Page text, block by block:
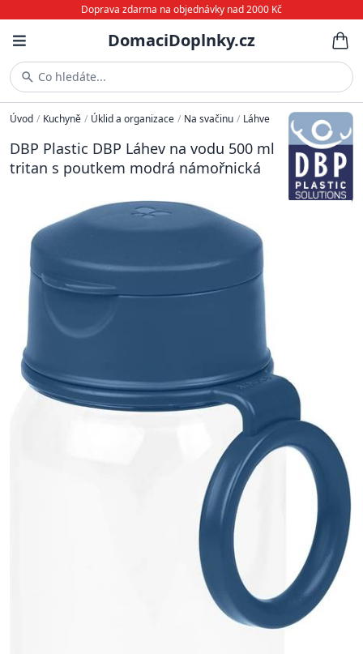
Doprava zdarma na objednávky nad 2000 Kč
DomaciDoplnky.cz
Co hledáte...
Úvod / Kuchyně / Úklid a organizace / Na svačinu / Láhve
DBP Plastic DBP Láhev na vodu 500 ml
tritan s poutkem modrá námořnická